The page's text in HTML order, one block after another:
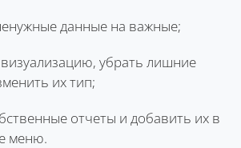
данные на важные;
убрать лишние
их тип;
отчеты и добавить их в
меню.